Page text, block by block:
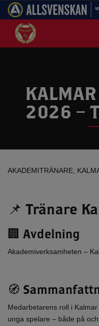
2026 –
AKADEMITRÄNARE,
📌 Tränare
🏢 Avdelning
Akademiverksamheten –
🧭
Medarbetarens roll i
unga spelare – både på